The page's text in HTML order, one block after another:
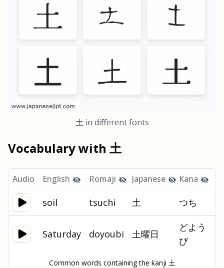
土 in different fonts
Vocabulary with 土
Audio English Romaji Japanese Kana
soil tsuchi 土 つち
Saturday doyoubi 土曜日
どよう
び
Common words containing the kanji 土